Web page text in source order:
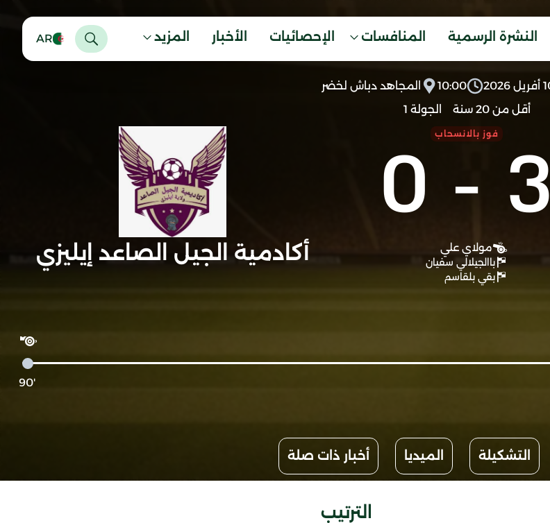
النشرة الرسمية المنافسات الإحصائيات الأخبار المزيد AR
10:00
المجاهد دباش لخضر
أقل من 20 سنة
الجولة 1
3
-
0 فوز بالانسحاب
مولاي علي
باالجيلالي سفيان
بقي بلقاسم
أكادمية الجيل الصاعد إيليزي
'90
التشكيلة الميديا أخبار ذات صلة
الترتيب